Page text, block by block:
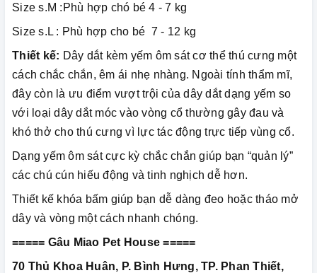
Size s.M :Phù hợp chó bé 4 - 7 kg
Size s.L : Phù hợp cho bé 7 - 12 kg
Thiết kế: Dây dắt kèm yếm ôm sát cơ thể thú cưng một
cách chắc chắn, êm ái nhẹ nhàng. Ngoài tính thẩm mĩ,
đây còn là ưu điểm vượt trội của dây dắt dạng yếm so
với loại dây dắt móc vào vòng cổ thường gây đau và
khó thở cho thú cưng vì lực tác động trực tiếp vùng cổ.
Dạng yếm ôm sát cực kỳ chắc chắn giúp bạn “quản lý”
các chú cún hiếu động và tinh nghịch dễ hơn.
Thiết kế khóa bấm giúp bạn dễ dàng đeo hoặc tháo mở
dây và vòng một cách nhanh chóng.
===== Gâu Miao Pet House =====
70 Thủ Khoa Huân, P. Bình Hưng, TP. Phan Thiết,